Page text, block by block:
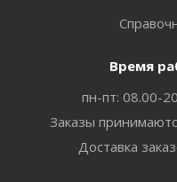
Время
пн-пт: 08.00-
Заказы
Доставка